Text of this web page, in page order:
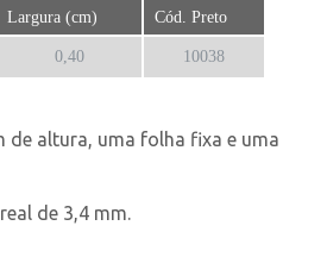
Largura (cm) Cód. Preto
0,40 10038
de altura, uma folha fixa e uma
de 3,4 mm.